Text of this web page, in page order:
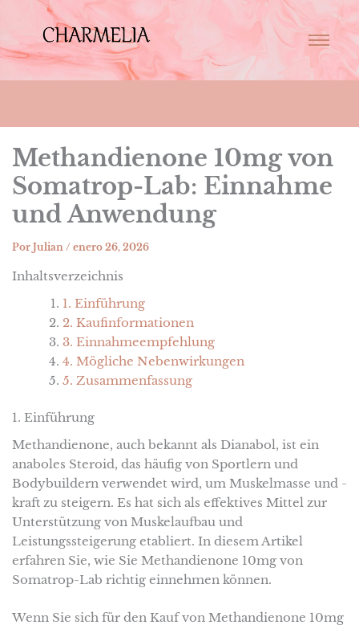
Methandienone 10mg von
Somatrop-Lab: Einnahme
und Anwendung
Por Julian / enero 26, 2026
Inhaltsverzeichnis
1. Einführung
2. Kaufinformationen
3. Einnahmeempfehlung
4. Mögliche Nebenwirkungen
5. Zusammenfassung
1. Einführung
Methandienone, auch bekannt als Dianabol, ist ein
anaboles Steroid, das häufig von Sportlern und
Bodybuildern verwendet wird, um Muskelmasse und -
kraft zu steigern. Es hat sich als effektives Mittel zur
Unterstützung von Muskelaufbau und
Leistungssteigerung etabliert. In diesem Artikel
erfahren Sie, wie Sie Methandienone 10mg von
Somatrop-Lab richtig einnehmen können.
Wenn Sie sich für den Kauf von Methandienone 10mg